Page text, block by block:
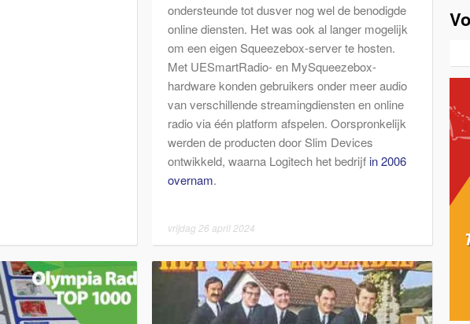
ondersteunde tot dusver nog wel de benodigde
online diensten. Het was ook al langer mogelijk
om een eigen Squeezebox-server te hosten.
Met UESmartRadio- en MySqueezebox-
hardware konden gebruikers onder meer audio
van verschillende streamingdiensten en online
radio via één platform afspelen. Oorspronkelijk
werden de producten door Slim Devices
ontwikkeld, waarna Logitech het bedrijf in 2006
overnam.
vrijdag 26 april 2024